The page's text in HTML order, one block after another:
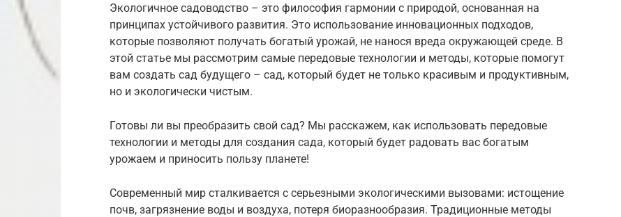
Экологичное садоводство – это философия гармонии с природой, основанная на
принципах устойчивого развития. Это использование инновационных подходов,
которые позволяют получать богатый урожай, не нанося вреда окружающей среде. В
этой статье мы рассмотрим самые передовые технологии и методы, которые помогут
вам создать сад будущего – сад, который будет не только красивым и продуктивным,
но и экологически чистым.
Готовы ли вы преобразить свой сад? Мы расскажем, как использовать передовые
технологии и методы для создания сада, который будет радовать вас богатым
урожаем и приносить пользу планете!
Современный мир сталкивается с серьезными экологическими вызовами: истощение
почв, загрязнение воды и воздуха, потеря биоразнообразия. Традиционные методы